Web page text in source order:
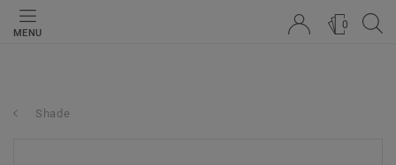
MENU
0
Shade